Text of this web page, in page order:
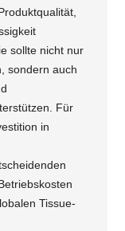
sollte nicht nur
sondern auch
Für
in
Tissue-